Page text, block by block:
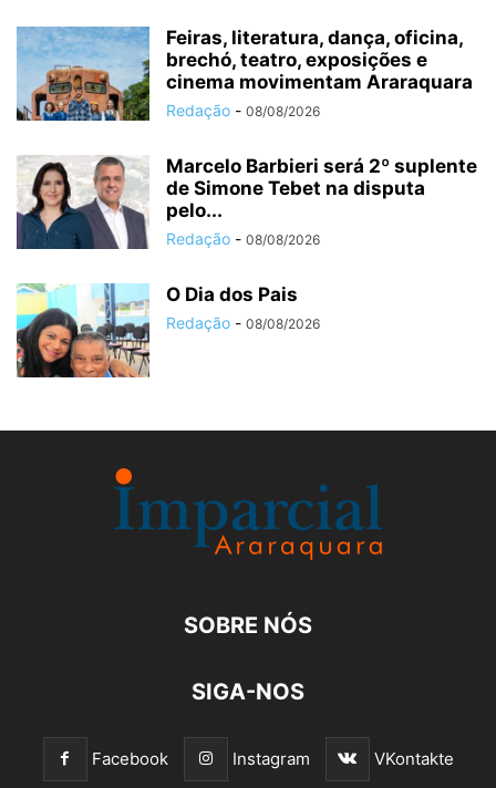
Feiras, literatura, dança, oficina,
brechó, teatro, exposições e
cinema movimentam Araraquara
Redação - 08/08/2026
Marcelo Barbieri será 2º suplente
de Simone Tebet na disputa
pelo...
Redação - 08/08/2026
O Dia dos Pais
Redação - 08/08/2026
SOBRE NÓS
SIGA-NOS
Facebook Instagram VKontakte